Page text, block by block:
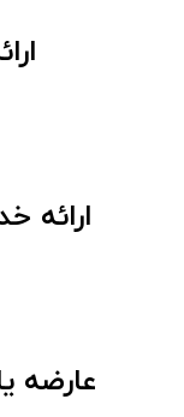
ارائه
عارضه